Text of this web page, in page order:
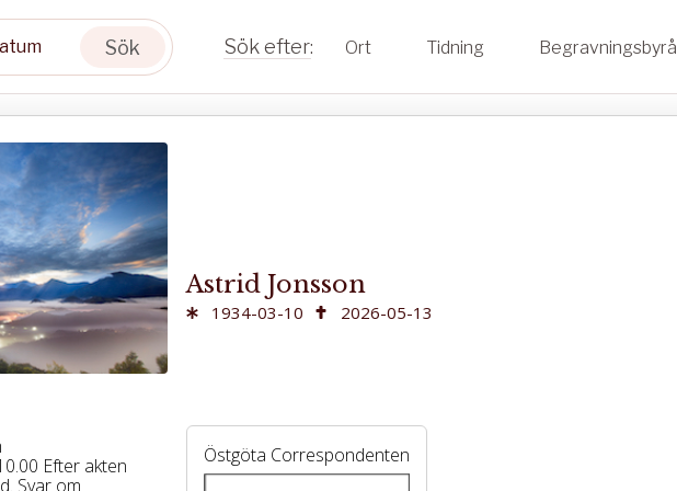
Sök Ort Tidning Begravningsbyrå
Efter akten
Svar om
Astrid Jonsson
1934-03-10 2026-05-13
Östgöta Correspondenten